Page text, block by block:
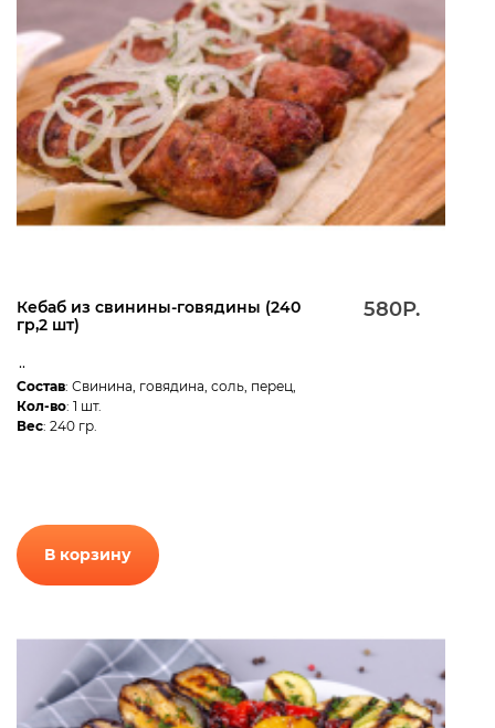
Кебаб из свинины-говядины (240
гр,2 шт)
580Р.
..
Состав: Свинина, говядина, соль, перец,
Кол-во: 1 шт.
Вес: 240 гр.
В корзину